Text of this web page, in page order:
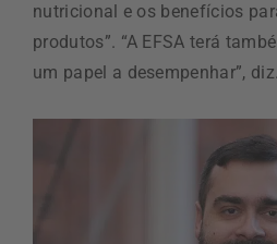
nutricional e os benefícios
produtos”. “A EFSA terá
um papel a desempenhar”, diz.